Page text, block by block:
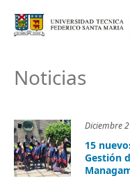
Noticias
Diciembre
15
Gestión